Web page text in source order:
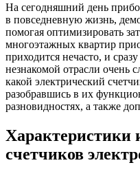
На сегодняшний день
в повседневную жизнь,
помогая оптимизировать
многоэтажных квартир
приходится нечасто, и
незнакомой отрасли очень
какой электрический
разобравшись в их
разновидностях, а также
Характеристики
счетчиков